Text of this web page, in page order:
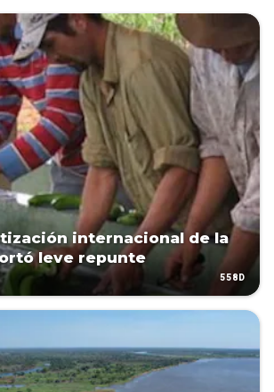
internacional de la
leve repunte
558D